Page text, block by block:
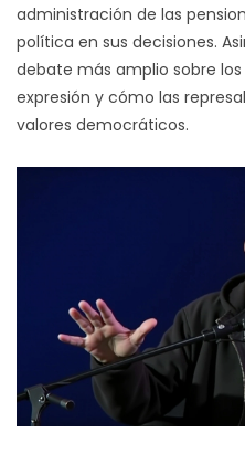
administración de las
política en sus decisiones.
debate más amplio sobre
expresión y cómo las
valores democráticos.